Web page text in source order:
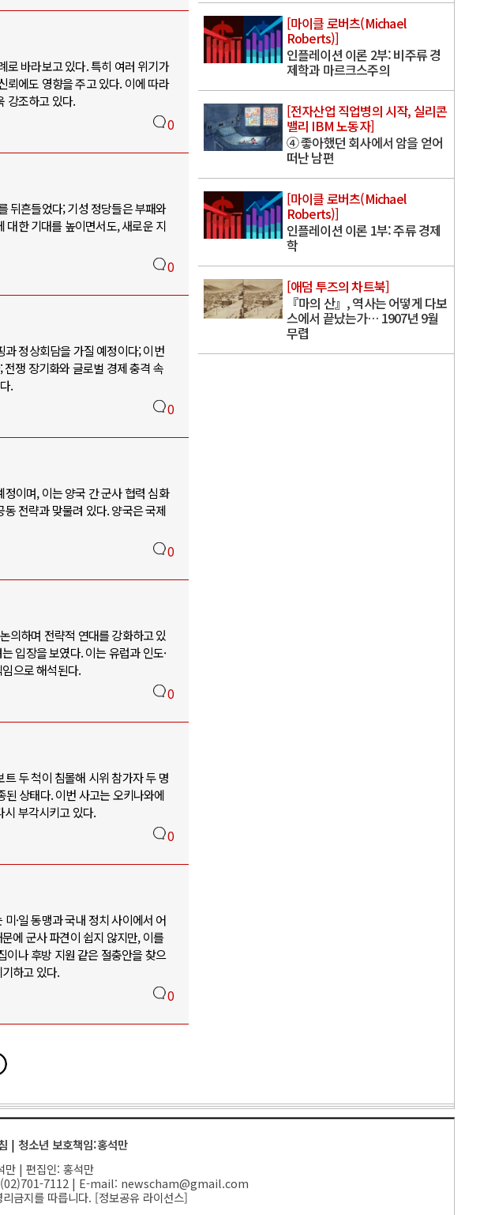
로 바라보고 있다. 특히 여러 위기가
뢰에도 영향을 주고 있다. 이에 따라
강조하고 있다.
0
뒤흔들었다; 기성 정당들은 부패와
대한 기대를 높이면서도, 새로운 지
0
정상회담을 가질 예정이다; 이번
쟁 장기화와 글로벌 경제 충격 속
.
0
이며, 이는 양국 간 군사 협력 심화
전략과 맞물려 있다. 양국은 국제
0
의하며 전략적 연대를 강화하고 있
입장을 보였다. 이는 유럽과 인도·
으로 해석된다.
0
두 척이 침몰해 시위 참가자 두 명
상태다. 이번 사고는 오키나와에
시 부각시키고 있다.
0
·일 동맹과 국내 정치 사이에서 어
에 군사 파견이 쉽지 않지만, 이를
이나 후방 지원 같은 절충안을 찾으
하고 있다.
0
[마이클 로버츠(Michael
Roberts)]
인플레이션 이론 2부: 비주류 경
제학과 마르크스주의
[전자산업 직업병의 시작, 실리콘
밸리 IBM 노동자]
④ 좋아했던 회사에서 암을 얻어
떠난 남편
[마이클 로버츠(Michael
Roberts)]
인플레이션 이론 1부: 주류 경제
학
[애덤 투즈의 차트북]
『마의 산』, 역사는 어떻게 다보
스에서 끝났는가… 1907년 9월
무렵
| 청소년 보호책임:홍석만
만 | 편집인: 홍석만
7112 | E-mail: newscham@gmail.com
금지를 따릅니다. [정보공유 라이선스]